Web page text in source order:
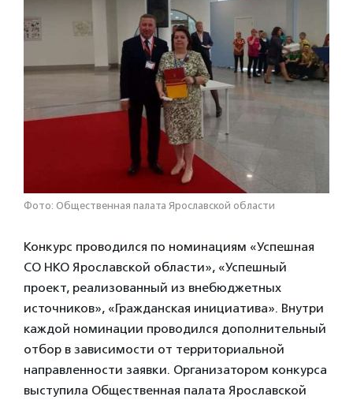
Фото: Общественная палата Ярославской области
Конкурс проводился по номинациям «Успешная
СО НКО Ярославской области», «Успешный
проект, реализованный из внебюджетных
источников», «Гражданская инициатива». Внутри
каждой номинации проводился дополнительный
отбор в зависимости от территориальной
направленности заявки. Организатором конкурса
выступила Общественная палата Ярославской